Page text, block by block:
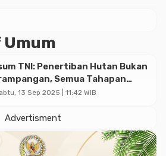
TNI: Penertiban Hutan Bukan
Semua Tahapan
dan Terkoordinasi
13 Sep 2025 | 11:42 WIB
Advertisment